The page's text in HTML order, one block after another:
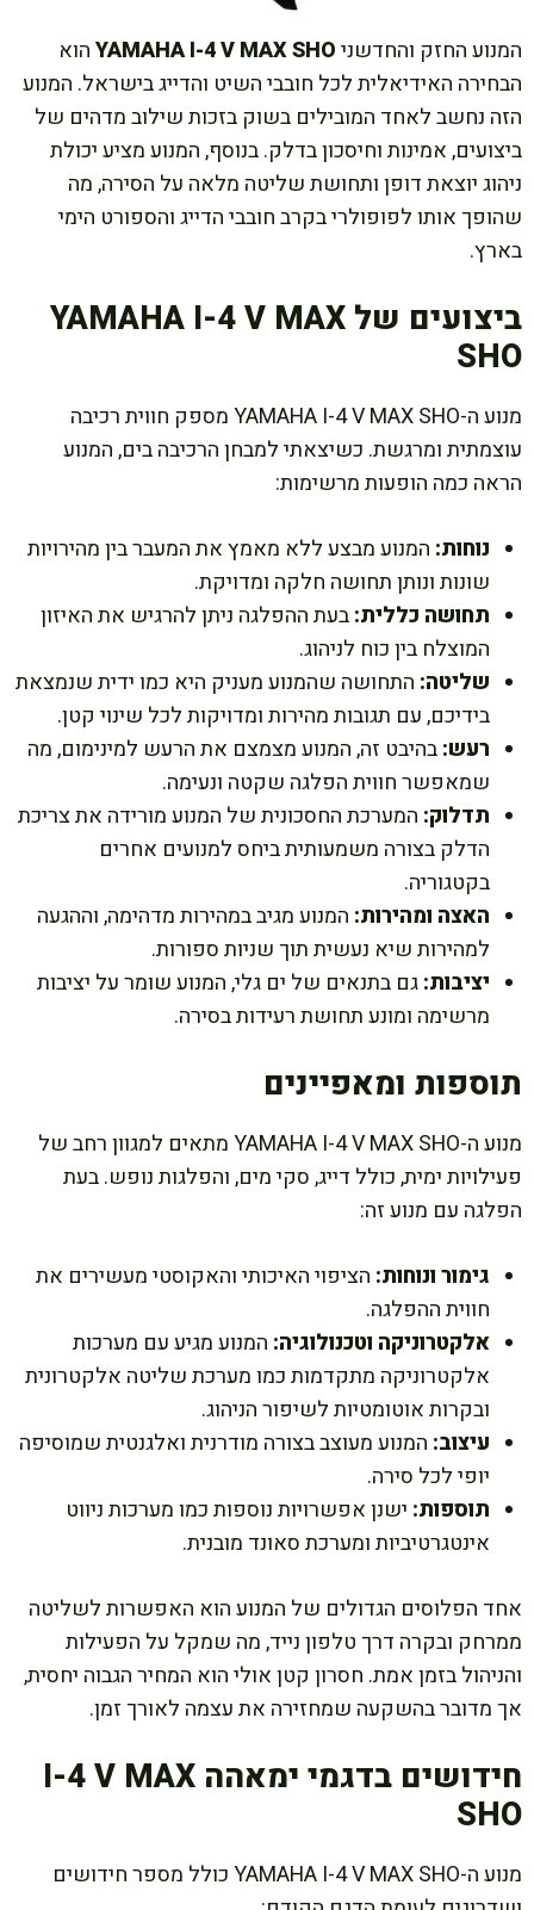
המנוע החזק והחדשניYAMAHA I-4 V MAX SHOהוא
הבחירה האידיאלית לכל חובבי השיט והדייג בישראל. המנוע
הזה נחשב לאחד המובילים בשוק בזכות שילוב מדהים של
ביצועים, אמינות וחיסכון בדלק. בנוסף, המנוע מציע יכולת
ניהוג יוצאת דופן ותחושת שליטה מלאה על הסירה, מה
שהופך אותו לפופולרי בקרב חובבי הדייג והספורט הימי
בארץ.
ביצועים של YAMAHA I-4 V MAX
SHO
מנוע ה-YAMAHA I-4 V MAX SHO מספק חווית רכיבה
עוצמתית ומרגשת. כשיצאתי למבחן הרכיבה בים, המנוע
הראה כמה הופעות מרשימות:
נוחות: המנוע מבצע ללא מאמץ את המעבר בין מהירויות
שונות ונותן תחושה חלקה ומדויקת.
תחושה כללית:בעת ההפלגה ניתן להרגיש את האיזון
המוצלח בין כוח לניהוג.
שליטה: התחושה שהמנוע מעניק היא כמו ידית שנמצאת
בידיכם, עם תגובות מהירות ומדויקות לכל שינוי קטן.
רעש:בהיבט זה, המנוע מצמצם את הרעש למינימום, מה
שמאפשר חווית הפלגה שקטה ונעימה.
תדלוק: המערכת החסכונית של המנוע מורידה את צריכת
הדלק בצורה משמעותית ביחס למנועים אחרים
בקטגוריה.
האצה ומהירות: המנוע מגיב במהירות מדהימה, וההגעה
למהירות שיא נעשית תוך שניות ספורות.
יציבות:גם בתנאים של ים גלי, המנוע שומר על יציבות
מרשימה ומונע תחושת רעידות בסירה.
תוספות ומאפיינים
מנוע ה-YAMAHA I-4 V MAX SHO מתאים למגוון רחב של
פעילויות ימית, כולל דייג, סקי מים, והפלגות נופש. בעת
הפלגה עם מנוע זה:
גימור ונוחות: הציפוי האיכותי והאקוסטי מעשירים את
חווית ההפלגה.
אלקטרוניקה וטכנולוגיה: המנוע מגיע עם מערכות
אלקטרוניקה מתקדמות כמו מערכת שליטה אלקטרונית
ובקרות אוטומטיות לשיפור הניהוג.
עיצוב: המנוע מעוצב בצורה מודרנית ואלגנטית שמוסיפה
יופי לכל סירה.
תוספות: ישנן אפשרויות נוספות כמו מערכות ניווט
אינטגרטיביות ומערכת סאונד מובנית.
אחד הפלוסים הגדולים של המנוע הוא האפשרות לשליטה
ממרחק ובקרה דרך טלפון נייד, מה שמקל על הפעילות
והניהול בזמן אמת. חסרון קטן אולי הוא המחיר הגבוה יחסית,
אך מדובר בהשקעה שמחזירה את עצמה לאורך זמן.
חידושים בדגמי ימאהה I-4 V MAX
SHO
מנוע ה-YAMAHA I-4 V MAX SHO כולל מספר חידושים